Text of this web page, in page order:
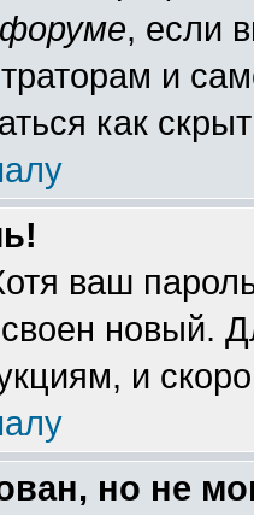
, если
и
как
ваш
новый.
и
но не